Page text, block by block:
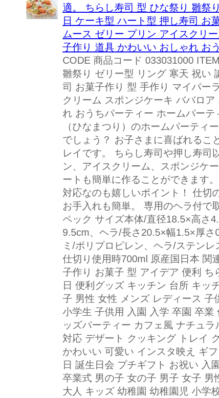
適。 ちらし寿司 型 ひな祭り 雛祭
日 ケーキ型 ハート型 押し寿司 お
ムース ゼリー プリン アイスクリ
子作り 道具 かわいい おしゃれ お
CODE 商品コード 033031000
雛祭り ゼリー型 リング 寒天 祝い
司 お菓子作り 型 手作り マイパー
クリーム スポンジケーキ ババロ
れ おうちパーティー ホームパー
（ひなまつり）のホームパーティ
でしょう？ お子さまに喜ばれるこ
レイです。 ちらし寿司や押し寿司
ン、アイスクリーム、スポンジケ
ートも簡単に作ることができます
対応なのも嬉しいポイント！ 仕切
お手入れも簡単。 専用のヘラ付で
ペック サイズ本体/直径18.5×高さ
9.5cm、ヘラ/長さ20.5×幅1.5×厚
ミ/ポリプロピレン、ヘラ/ステン
仕切り使用時700ml 原産国日本 関
子作り お菓子 型 アイデア 便利
日 便利グッズ キッチン 台所 キッ
子 男性 女性 メンズ レディース
小学生 子供用 入園 入学 卒園 卒
ッズパーティー カフェ風 ナチュ
対応 デザート クッキング トレイ
かわいい 可愛い インスタ映え ギ
日 誕生日会 プチギフト お祝い 入
卒業式 男の子 女の子 男子 女子
大人 キッズ 幼稚園 幼稚園児 小学